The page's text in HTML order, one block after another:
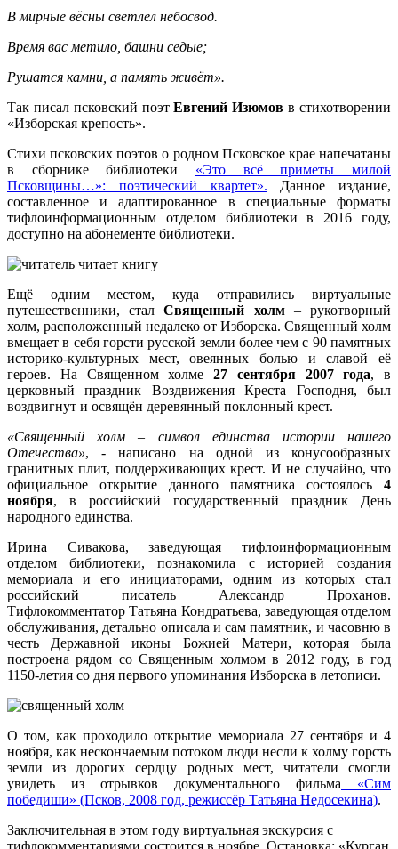
В мирные вёсны светлел небосвод.
Время вас метило, башни седые;
Рушатся камни, а память живёт».
Так писал псковский поэтЕвгений Изюмов в стихотворении
«Изборская крепость».
Стихи псковских поэтов о родном Псковское крае напечатаны
в сборнике библиотеки «Это всё приметы милой
Псковщины…»: поэтический квартет». Данное издание,
составленное и адаптированное в специальные форматы
тифлоинформационным отделом библиотеки в 2016 году,
доступно на абонементе библиотеки.
Ещё одним местом, куда отправились виртуальные
путешественники, сталСвященный холм– рукотворный
холм, расположенный недалеко от Изборска. Священный холм
вмещает в себя горсти русской земли более чем с 90 памятных
историко-культурных мест, овеянных болью и славой её
героев. На Священном холме 27 сентября 2007 года, в
церковный праздник Воздвижения Креста Господня, был
воздвигнут и освящён деревянный поклонный крест.
«Священный холм – символ единства истории нашего
Отечества», - написано на одной из конусообразных
гранитных плит, поддерживающих крест. И не случайно, что
официальное открытие данного памятника состоялось 4
ноября, в российский государственный праздник День
народного единства.
Ирина Сивакова, заведующая тифлоинформационным
отделом библиотеки, познакомила с историей создания
мемориала и его инициаторами, одним из которых стал
российский писатель Александр Проханов.
Тифлокомментатор Татьяна Кондратьева, заведующая отделом
обслуживания, детально описала и сам памятник, и часовню в
честь Державной иконы Божией Матери, которая была
построена рядом со Священным холмом в 2012 году, в год
1150-летия со дня первого упоминания Изборска в летописи.
О том, как проходило открытие мемориала 27 сентября и 4
ноября, как нескончаемым потоком люди несли к холму горсть
земли из дорогих сердцу родных мест, читатели смогли
увидеть из отрывков документального фильма «Сим
победиши» (Псков, 2008 год, режиссёр Татьяна Недосекина).
Заключительная в этом году виртуальная экскурсия с
тифлокомментариями состоится в ноябре. Остановка: «Курган